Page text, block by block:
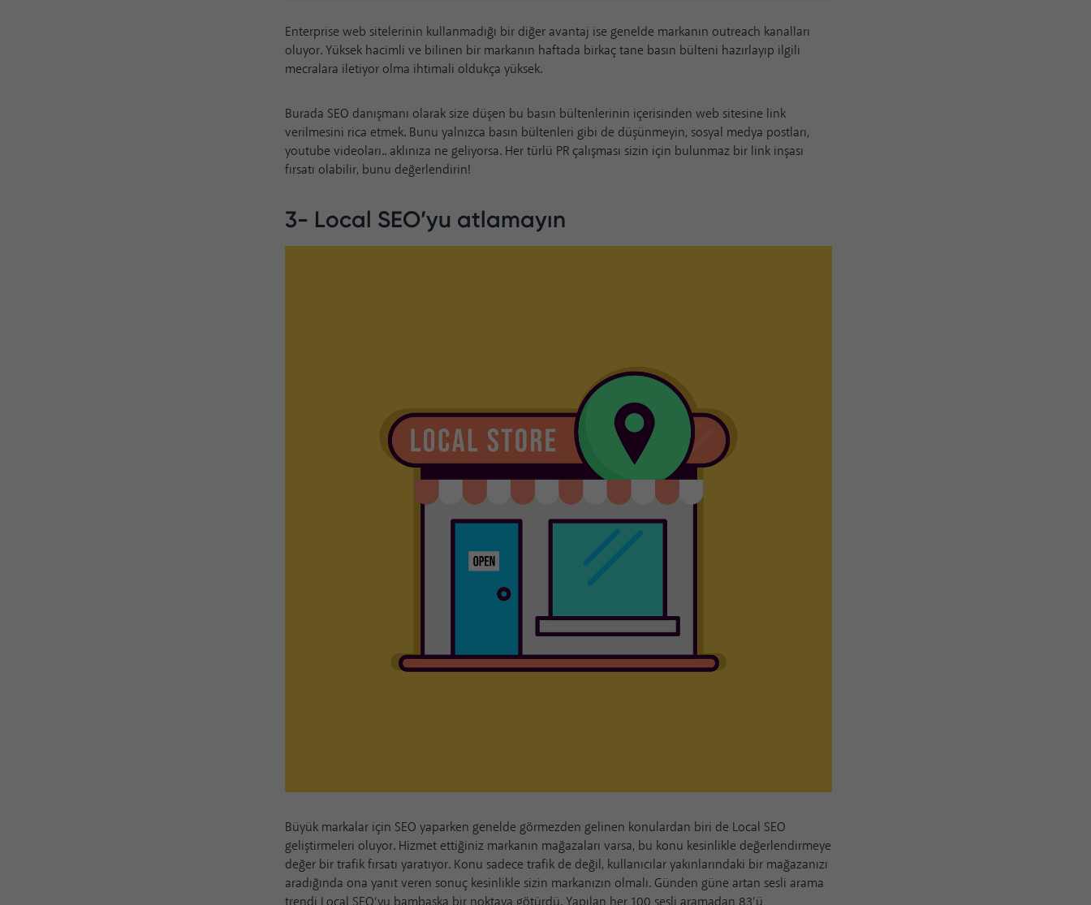
Enterprise web sitelerinin kullanmadığı bir diğer avantaj ise genelde markanın outreach kanalları
oluyor. Yüksek hacimli ve bilinen bir markanın haftada birkaç tane basın bülteni hazırlayıp ilgili
mecralara iletiyor olma ihtimali oldukça yüksek.
Burada SEO danışmanı olarak size düşen bu basın bültenlerinin içerisinden web sitesine link
verilmesini rica etmek. Bunu yalnızca basın bültenleri gibi de düşünmeyin, sosyal medya postları,
youtube videoları.. aklınıza ne geliyorsa. Her türlü PR çalışması sizin için bulunmaz bir link inşası
fırsatı olabilir, bunu değerlendirin!
3- Local SEO’yu atlamayın
Büyük markalar için SEO yaparken genelde görmezden gelinen konulardan biri de Local SEO
geliştirmeleri oluyor. Hizmet ettiğiniz markanın mağazaları varsa, bu konu kesinlikle değerlendirmeye
değer bir trafik fırsatı yaratıyor. Konu sadece trafik de değil, kullanıcılar yakınlarındaki bir mağazanızı
aradığında ona yanıt veren sonuç kesinlikle sizin markanızın olmalı. Günden güne artan sesli arama